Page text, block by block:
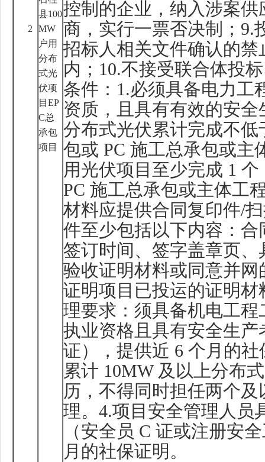
2
县100
MW
户用
分布
式光
伏项
目 EP
C总
承包
项目
控制的企业，纳入涉案供
商，实行一票否决制； 9.
招标人相关文件确认的
内； 10.不接受联合体投
条件： 1.必须具备电力工
资质，且具有有效的安全
分布式光伏累计完成不低
包或 PC 施工总承包或主
用光伏项目至少完成 1 个
PC 施工总承包或主体工
材料应提供合同复印件/
件至少包括以下内容：
签订时间、签字盖章页
验收证明材料或同意并
证明项目已投运的证明材
理要求：须具备机电工
执业资格且具有安全生产
证），提供近 6 个月的社
累计 10MW 及以上分布
历，不得同时担任两个
理。 4.项目安全管理人员
（安全员 C 证或注册安
月的社保证明。